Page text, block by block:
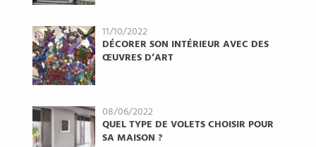
11/10/2022
DÉCORER SON INTÉRIEUR AVEC DES
ŒUVRES D’ART
08/06/2022
QUEL TYPE DE VOLETS CHOISIR POUR
SA MAISON ?